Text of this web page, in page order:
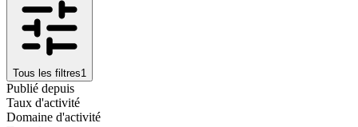
Tous les filtres1
Publié depuis
Taux d'activité
Domaine d'activité